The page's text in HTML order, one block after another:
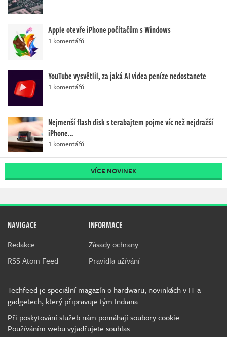
Apple otevře iPhone počítačům s Windows
1 komentářů
YouTube vysvětlil, za jaká AI videa peníze nedostanete
1 komentářů
Nejmenší flash disk s terabajtem pojme víc než nejdražší
iPhone…
1 komentářů
VÍCE NOVINEK
NAVIGACE
Redakce
RSS Atom Feed
INFORMACE
Zásady ochrany
Pravidla užívání
Techfeed je speciální magazín o hardwaru, novinkách v IT a
gadgetech, který připravuje tým Indiana.
Při poskytování služeb nám pomáhají soubory cookie.
Používáním webu vyjadřujete souhlas.